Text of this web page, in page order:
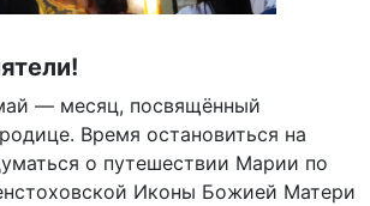
— месяц, посвящённый
Время остановиться на
о путешествии Марии по
Иконы Божией Матери